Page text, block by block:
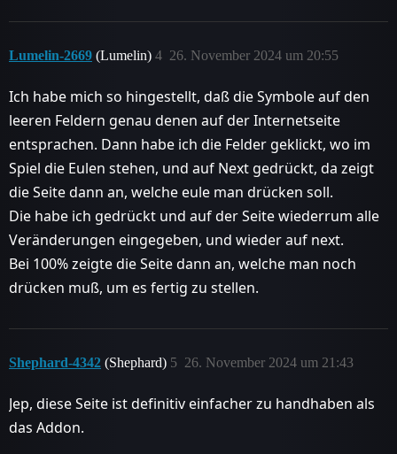
Lumelin-2669 (Lumelin) 26. November 2024 um 20:55
4
Ich habe mich so hingestellt, daß die Symbole auf den
leeren Feldern genau denen auf der Internetseite
entsprachen. Dann habe ich die Felder geklickt, wo im
Spiel die Eulen stehen, und auf Next gedrückt, da zeigt
die Seite dann an, welche eule man drücken soll.
Die habe ich gedrückt und auf der Seite wiederrum alle
Veränderungen eingegeben, und wieder auf next.
Bei 100% zeigte die Seite dann an, welche man noch
drücken muß, um es fertig zu stellen.
Shephard-4342 (Shephard) 26. November 2024 um 21:43
5
Jep, diese Seite ist definitiv einfacher zu handhaben als
das Addon.